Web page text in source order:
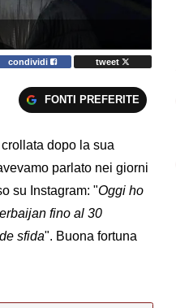
condividi tweet
FONTI PREFERITE
dopo la sua
parlato nei giorni
su Instagram: "Oggi ho
fino al 30
sfida". Buona fortuna